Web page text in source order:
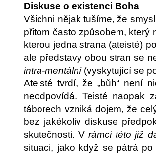
Diskuse o existenci Boha
Všichni nějak tušíme, že
přitom často způsobem, který
kterou jedna strana (ateisté)
ale představy obou stran se
intra-mentální(vyskytující se
Ateisté tvrdí, že „bůh“ není
neodpovídá. Teisté naopak
táborech vzniká dojem, že
bez jakékoliv diskuse
skutečnosti. Vrámci této již
situaci, jako když se pátrá